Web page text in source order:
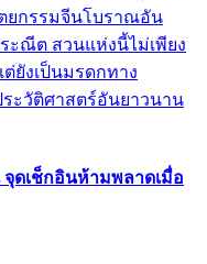
ตยกรรมจีนโบราณอัน
ะณีต สวนแห่งนี้ไม่เพียง
ยังเป็นมรดกทาง
ะวัติศาสตร์อันยาวนาน
จุดเช็กอินห้ามพลาดเมื่อ